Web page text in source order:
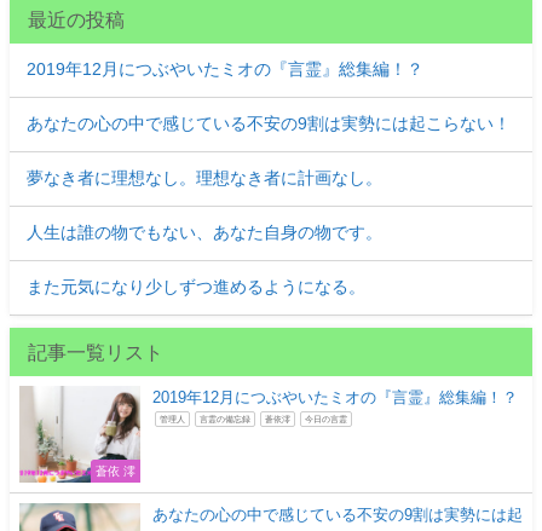
最近の投稿
2019年12月につぶやいたミオの『言霊』総集編！？
あなたの心の中で感じている不安の9割は実勢には起こらない！
夢なき者に理想なし。理想なき者に計画なし。
人生は誰の物でもない、あなた自身の物です。
また元気になり少しずつ進めるようになる。
記事一覧リスト
蒼依 澪
2019年12月につぶやいたミオの『言霊』総集編！？
管理人 言霊の備忘録 蒼依澪 今日の言霊
あなたの心の中で感じている不安の9割は実勢には起